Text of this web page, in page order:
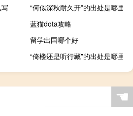
“何似深秋耐久开”的出处是哪里
蓝猫dota攻略
留学出国哪个好
“倚楼还是听行藏”的出处是哪里
☚